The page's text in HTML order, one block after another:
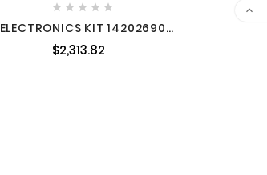
    
ELECTRONICS KIT 14202690
MILWAUKEE
$2,313.82
